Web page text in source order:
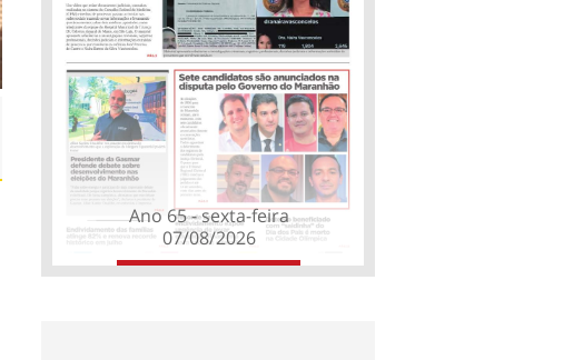
Ano 65 - sexta-feira
07/08/2026